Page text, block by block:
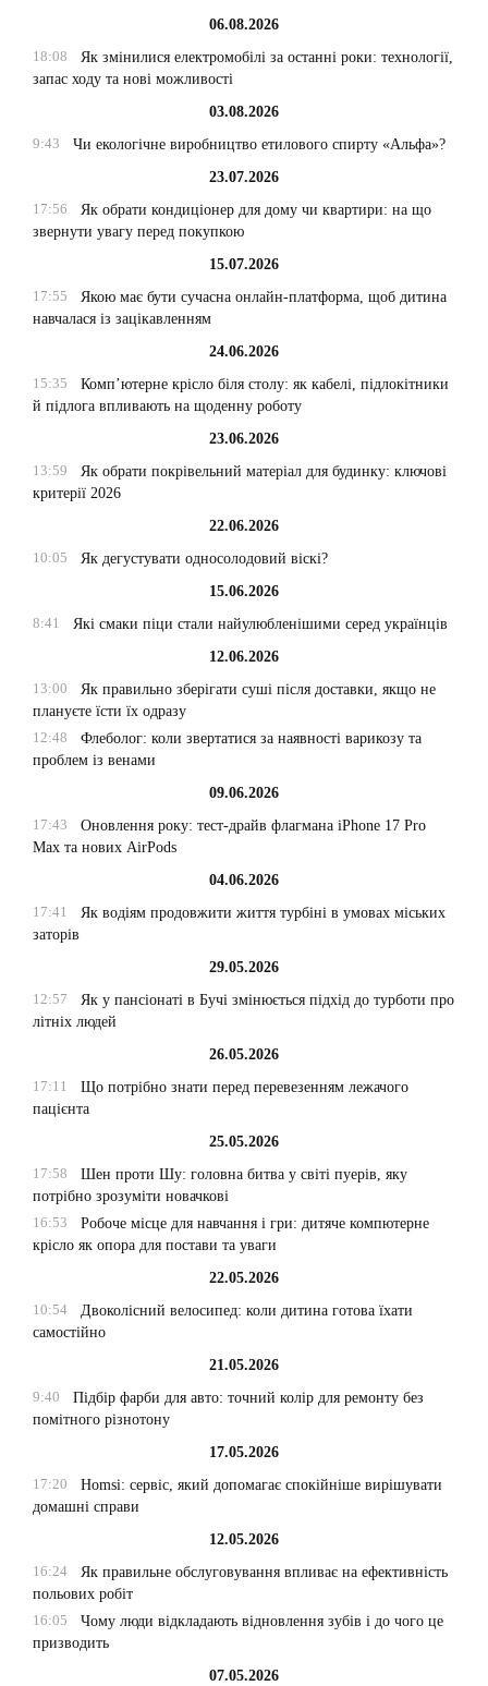
06.08.2026
18:08
Як змінилися електромобілі за останні роки: технології,
запас ходу та нові можливості
03.08.2026
9:43
Чи екологічне виробництво етилового спирту «Альфа»?
23.07.2026
17:56
Як обрати кондиціонер для дому чи квартири: на що
звернути увагу перед покупкою
15.07.2026
17:55
Якою має бути сучасна онлайн-платформа, щоб дитина
навчалася із зацікавленням
24.06.2026
15:35
Комп’ютерне крісло біля столу: як кабелі, підлокітники
й підлога впливають на щоденну роботу
23.06.2026
13:59
Як обрати покрівельний матеріал для будинку: ключові
критерії 2026
22.06.2026
10:05
Як дегустувати односолодовий віскі?
15.06.2026
8:41
Які смаки піци стали найулюбленішими серед українців
12.06.2026
13:00
Як правильно зберігати суші після доставки, якщо не
плануєте їсти їх одразу
12:48
Флеболог: коли звертатися за наявності варикозу та
проблем із венами
09.06.2026
17:43
Оновлення року: тест-драйв флагмана iPhone 17 Pro
Max та нових AirPods
04.06.2026
17:41
Як водіям продовжити життя турбіні в умовах міських
заторів
29.05.2026
12:57
Як у пансіонаті в Бучі змінюється підхід до турботи про
літніх людей
26.05.2026
17:11
Що потрібно знати перед перевезенням лежачого
пацієнта
25.05.2026
17:58
Шен проти Шу: головна битва у світі пуерів, яку
потрібно зрозуміти новачкові
16:53
Робоче місце для навчання і гри: дитяче компютерне
крісло як опора для постави та уваги
22.05.2026
10:54
Двоколісний велосипед: коли дитина готова їхати
самостійно
21.05.2026
9:40
Підбір фарби для авто: точний колір для ремонту без
помітного різнотону
17.05.2026
17:20
Homsi: сервіс, який допомагає спокійніше вирішувати
домашні справи
12.05.2026
16:24
Як правильне обслуговування впливає на ефективність
польових робіт
16:05
Чому люди відкладають відновлення зубів і до чого це
призводить
07.05.2026